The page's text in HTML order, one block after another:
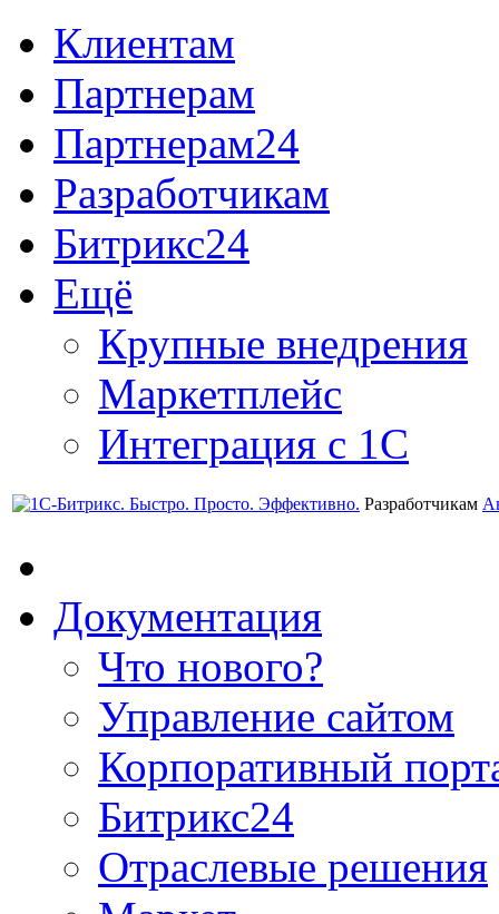
Клиентам
Партнерам
Партнерам24
Разработчикам
Битрикс24
Ещё
Крупные внедрения
Маркетплейс
Интеграция с 1С
Разработчикам
Документация
Что нового?
Управление сайтом
Корпоративный
Битрикс24
Отраслевые решения